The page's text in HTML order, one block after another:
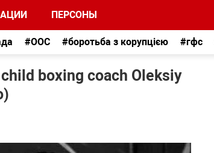
ПЕРСОНЫ
#ООС #боротьба з корупцією #гфс
boxing coach Oleksiy